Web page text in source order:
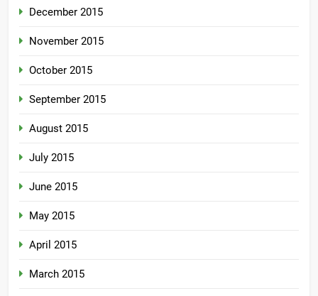
December 2015
November 2015
October 2015
September 2015
August 2015
July 2015
June 2015
May 2015
April 2015
March 2015